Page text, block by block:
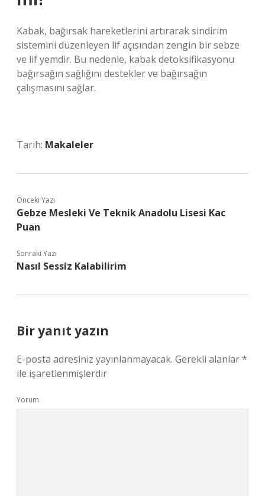
Kabak, bağırsak hareketlerini artırarak sindirim
sistemini düzenleyen lif açısından zengin bir sebze
ve lif yemdir. Bu nedenle, kabak detoksifikasyonu
bağırsağın sağlığını destekler ve bağırsağın
çalışmasını sağlar.
Tarih: Makaleler
Önceki Yazı
Gebze Mesleki Ve Teknik Anadolu Lisesi Kac
Puan
Sonraki Yazı
Nasıl Sessiz Kalabilirim
Bir yanıt yazın
E-posta adresiniz yayınlanmayacak. Gerekli alanlar*
ile işaretlenmişlerdir
Yorum